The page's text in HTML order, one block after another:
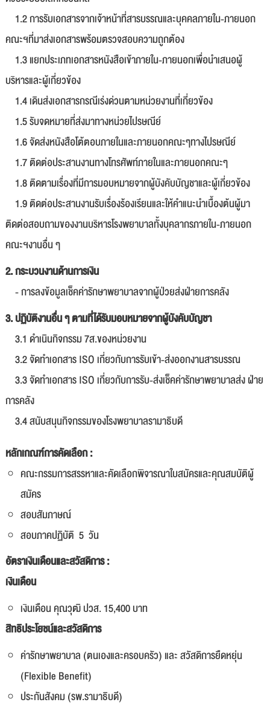
1.2 การรับเอกสารจากเจ้าหน้าที่สารบรรณและบุคคลภายใน-ภายนอก
คณะฯที่มาส่งเอกสารพร้อมตรวจสอบความถูกต้อง
1.3 แยกประเภทเอกสารหนังสือเข้าภายใน-ภายนอกเพื่อนำเสนอผู้
บริหารและผู้เกี่ยวข้อง
1.4 เดินส่งเอกสารกรณีเร่งด่วนตามหน่วยงานที่เกี่ยวข้อง
1.5 รับจดหมายที่ส่งมาทางหน่วยไปรษณีย์
1.6 จัดส่งหนังสือโต้ตอบภายในและภายนอกคณะๆทางไปรษณีย์
1.7 ติดต่อประสานงานทางโทรศัพท์ภายในและภายนอกคณะๆ
1.8 ติดตามเรื่องที่มีการมอบหมายจากผู้บังคับบัญชาและผู้เกี่ยวข้อง
1.9 ติดต่อประสานงานรับเรื่องร้องเรียนและให้คำแนะนำเบื้องต้นผู้มา
ติดต่อสอบถามของงานบริหารโรงพยาบาลทั้งบุคลากรภายใน-ภายนอก
คณะฯงานอื่น ๆ
2. กระบวนงานด้านการเงิน
- การลงข้อมูลเช็คค่ารักษาพยาบาลจากผู้ป่วยส่งฝ่ายการคลัง
3. ปฏิบัติงานอื่น ๆ ตามที่ได้รับมอบหมายจากผู้บังคับบัญชา
3.1 ดำเนินกิจกรรม 7ส.ของหน่วยงาน
3.2 จัดทำเอกสาร ISO เกี่ยวกับการรับเข้า-ส่งออกงานสารบรรณ
3.3 จัดทำเอกสาร ISO เกี่ยวกับการรับ-ส่งเช็คค่ารักษาพยาบาลส่ง ฝ่าย
การคลัง
3.4 สนับสนุนกิจกรรมของโรงพยาบาลรามาธิบดี
หลักเกณฑ์การคัดเลือก :
คณะกรรมการสรรหาและคัดเลือกพิจารณาใบสมัครและคุณสมบัติผู้
สมัคร
สอบสัมภาษณ์
สอบภาคปฏิบัติ 5 วัน
อัตราเงินเดือนและสวัสดิการ :
เงินเดือน
เงินเดือน คุณวุฒิ ปวส. 15,400 บาท
สิทธิประโยชน์และสวัสดิการ
ค่ารักษาพยาบาล (ตนเองและครอบครัว) และ สวัสดิการยืดหยุ่น
(Flexible Benefit)
ประกันสังคม (รพ.รามาธิบดี)